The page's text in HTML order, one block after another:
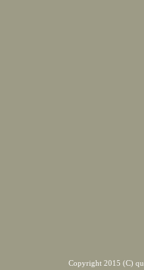
Copyright 2015 (C)